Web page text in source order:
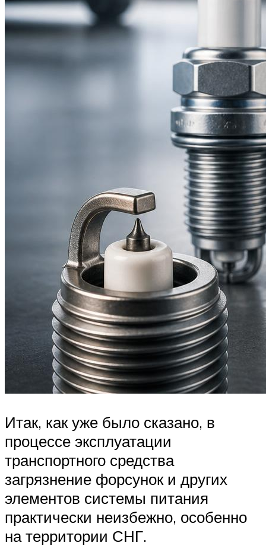
Итак, как уже было сказано, в
процессе эксплуатации
транспортного средства
загрязнение форсунок и других
элементов системы питания
практически неизбежно, особенно
на территории СНГ.